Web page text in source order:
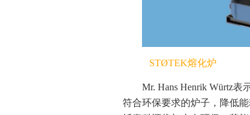
STØTEK熔化炉
Mr. Hans Henrik Würtz
符合环保要求的炉子，降低